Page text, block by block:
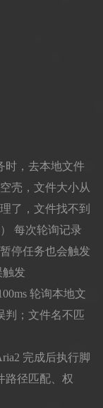
时，去本地文件
壳，文件大小从
了，文件找不到
每次轮询记录
停任务也会触发
发
轮询本地文
判；文件名不匹
完成后执行脚
路径匹配、权